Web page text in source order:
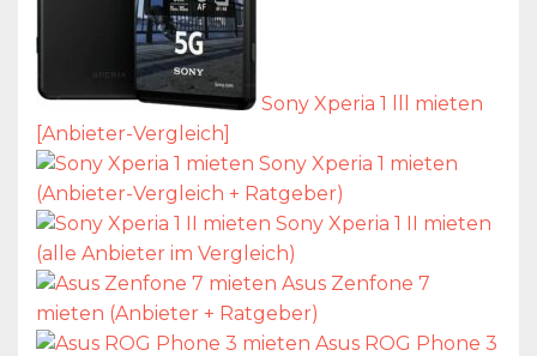
Sony Xperia 1 lll mieten
[Anbieter-Vergleich]
Sony Xperia 1 mieten
(Anbieter-Vergleich + Ratgeber)
Sony Xperia 1 II mieten
(alle Anbieter im Vergleich)
Asus Zenfone 7
mieten (Anbieter + Ratgeber)
Asus ROG Phone 3